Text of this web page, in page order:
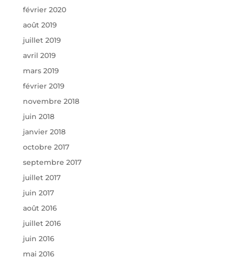
février 2020
août 2019
juillet 2019
avril 2019
mars 2019
février 2019
novembre 2018
juin 2018
janvier 2018
octobre 2017
septembre 2017
juillet 2017
juin 2017
août 2016
juillet 2016
juin 2016
mai 2016